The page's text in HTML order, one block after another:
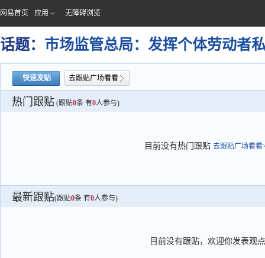
网易首页 应用 无障碍浏览
话题： 市场监管总局：发挥个体劳动者
快速发贴 去跟贴广场看看
热门跟贴 (跟贴0条 有0人参与)
目前没有热门跟贴 去跟贴广场看看
最新跟贴(跟贴0条 有0人参与)
目前没有跟贴，欢迎你发表观点